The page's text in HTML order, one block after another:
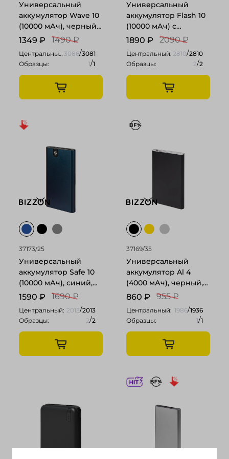
Универсальный
аккумулятор Wave 10
(10000 мАч), черный,
14,9х6.7х1,6 см
1349 ₽ 1490 ₽
Центральный: 3086/3081
Образцы:
1/1
Универсальный
аккумулятор Flash 10
(10000 мАч) с
подсветкой и soft
1890 ₽ 2090 ₽
Центральный: 2810/2810
Образцы:
2/2
37173/25
Универсальный
аккумулятор Safe 10
(10000 мАч), синий,
13,8х6.8х1,4 см
1590 ₽ 1690 ₽
Центральный: 2013/2013
Образцы:
2/2
37169/35
Универсальный
аккумулятор Al 4
(4000 мАч), черный,
11х6.9х0,98 см
860 ₽ 955 ₽
Центральный: 1986/1936
Образцы:
1/1